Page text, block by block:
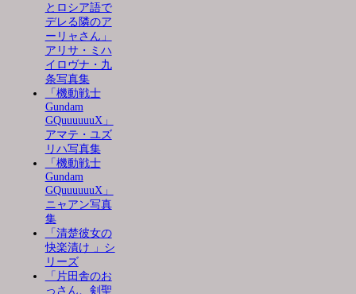
とロシア語で
デレる隣のア
ーリャさん」
アリサ・ミハ
イロヴナ・九
条写真集
「機動戦士
Gundam
GQuuuuuuX」
アマテ・ユズ
リハ写真集
「機動戦士
Gundam
GQuuuuuuX」
ニャアン写真
集
「清楚彼女の
快楽漬け 」シ
リーズ
「片田舎のお
っさん、剣聖